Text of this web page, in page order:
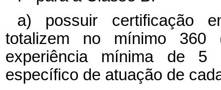
a) possuir certificação
totalizem no mínimo 360
experiência mínima de 5
específico de atuação de